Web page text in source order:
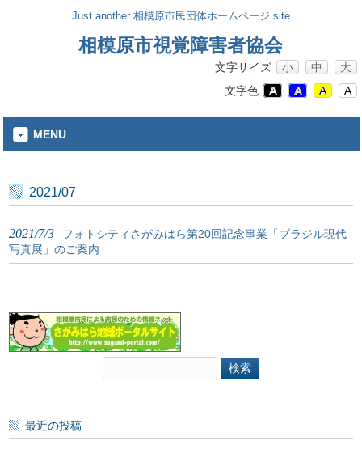
Just another 相模原市民団体ホームページ site
相模原市視覚障害者協会
文字サイズ 小 中
大
文字色
A A A A
MENU
2021/07
2021/7/3
フォトシティさがみはら第20回記念事業「ブラジル現代
写真展」のご案内
索:
最近の投稿